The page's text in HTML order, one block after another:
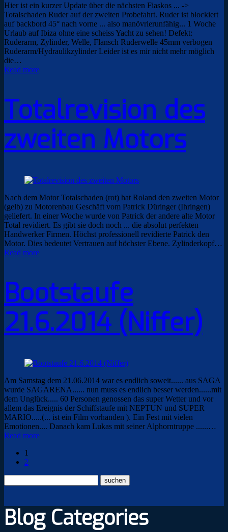
Hier ist ein kurzer Update über die nächsten Fiaskos ... ->
Totalschaden Ruder auf der zweiten Probefahrt. Ruder ist blockiert
auf backbord 45° nach vorne ... also manövrierunfähig... 1 Woche
Urlaub auf Ibiza ohne eine scheiss Yacht zu sehen! Defekt:
Ruderarm, Zylinder, Welle, Flansch Ruderwelle 45mm verbogen
Ruderarm/Hydraulikzylinder Leider ist es mir nicht mehr möglich
die…
Read more
Totalrevision des
zweiten Motors
Nach dem Motor Totalschaden (rot) hat Roland den zweiten Motor
(gelb) zu Motorenbau Geschäft vom Patrick Düringer (Ihringen)
geliefert. In einer Woche wurde von Patrick der andere alte Motor
Total revidiert. Es gibt sie doch noch ... die absolut perfekten
Handwerker Firmen. Höchst professionell revidierte Patrick den
Motor. Dies bedeutet Vertrauen auf höchster Ebene. Zylinderkopf…
Read more
Bootstaufe
21.6.2014 (Niffer)
Am Samstag dem 21.06.2014 war es endlich soweit...... aus SAGA
wurde SAGARENA...... nun muss es endlich besser werden......mit
dem Unglück..... 60 Personen genossen das super Wetter und vor
allem das Ereignis der Schiffstaufe mit NEPTUN und SUPER
MARIO.....(... ist ein Film vorhanden ). Ein Fest mit vielen
Emotionen.... Danach kam Lukas mit seiner Alphorntruppe ......…
Read more
1
2
Blog Categories